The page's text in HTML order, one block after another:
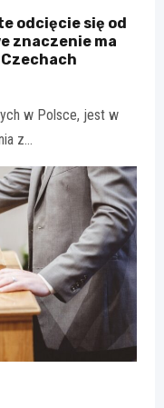
odcięcie się od
znaczenie ma
w Polsce, jest w
z…